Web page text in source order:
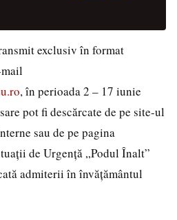
exclusiv în format
, în perioada 2 – 17 iunie
pot fi descărcate de pe site-ul
sau de pe pagina
de Urgență „Podul Înalt”
admiterii în învățământul